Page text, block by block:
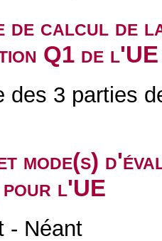
de calcul de
Q1 de l'UE
des 3 parties
mode(s)
l'UE
- Néant